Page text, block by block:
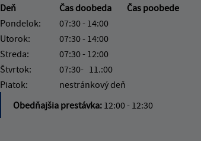
Deň Čas doobeda
Čas poobede
Pondelok:
07:30 - 14:00
Utorok:
07:30 - 14:00
Streda:
07:30 - 12:00
Štvrtok:
07:30- 11.:00
Piatok:
nestránkový deň
Obedňajšia prestávka: 12:00 - 12:30